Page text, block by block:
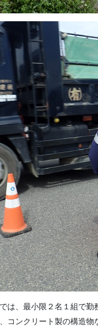
は、最小限２名１組で
コンクリート製の構造